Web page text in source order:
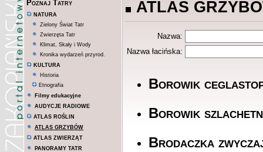
Poznaj Tatry
NATURA
Zielony Świat Tatr
Zwierzęta Tatr
Klimat, Skały i Wody
Kronika wydarzeń przyrod.
KULTURA
Historia
Etnografia
Filmy edukacyjne
AUDYCJE RADIOWE
ATLAS ROŚLIN
ATLAS GRZYBÓW
ATLAS ZWIERZĄT
PANORAMY TATR
ATLAS
Nazwa:
Nazwa łacińska:
Borowik
Borowik
Brodaczka